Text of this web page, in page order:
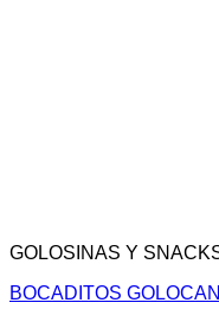
GOLOSINAS Y
BOCADITOS